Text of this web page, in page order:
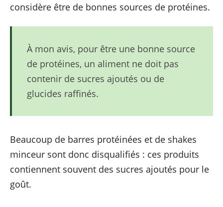
considère être de bonnes sources de protéines.
À mon avis, pour être une bonne source
de protéines, un aliment ne doit pas
contenir de sucres ajoutés ou de
glucides raffinés.
Beaucoup de barres protéinées et de shakes
minceur sont donc disqualifiés : ces produits
contiennent souvent des sucres ajoutés pour le
goût.